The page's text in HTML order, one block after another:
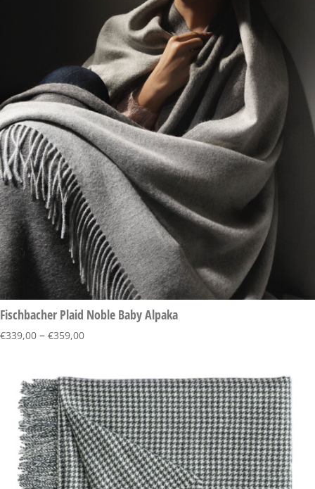
Fischbacher Plaid Noble Baby Alpaka
€339,00 – €359,00